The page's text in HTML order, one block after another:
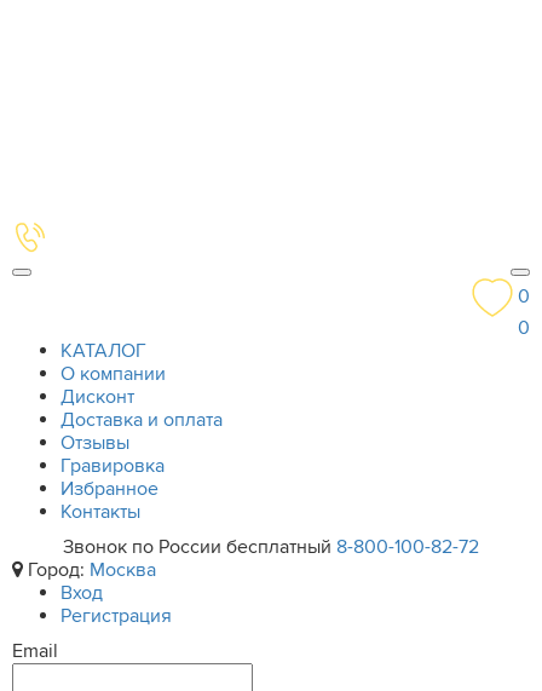
0
0
КАТАЛОГ
О компании
Дисконт
Доставка и оплата
Отзывы
Гравировка
Избранное
Контакты
Звонок по России бесплатный 8-800-100-82-72
Город: Москва
Вход
Регистрация
Email